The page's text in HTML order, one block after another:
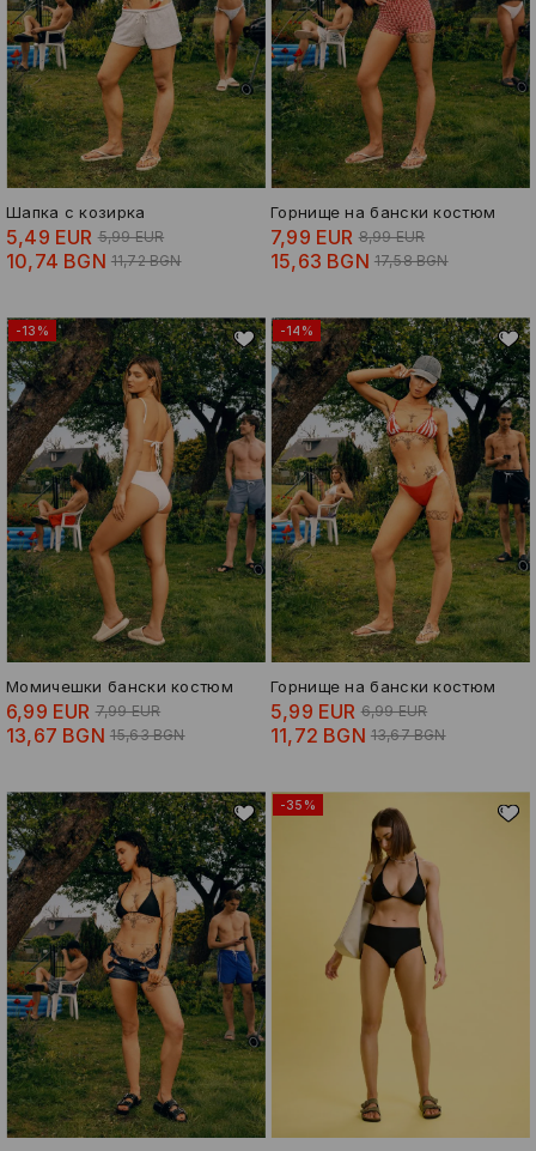
Шапка с козирка
5,49 EUR 5,99 EUR
10,74 BGN 11,72 BGN
Горнище на бански костюм
7,99 EUR 8,99 EUR
15,63 BGN 17,58 BGN
-13%
Момичешки бански костюм
6,99 EUR 7,99 EUR
13,67 BGN 15,63 BGN
-14%
Горнище на бански костюм
5,99 EUR 6,99 EUR
11,72 BGN 13,67 BGN
-35%